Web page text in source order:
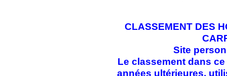
CLASSEMENT DES
Site
Le classement dans
années ultérieures,